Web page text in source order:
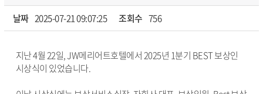
날짜 2025-07-21 09:07:25 조회수 756
지난 4월 22일, JW메리어트호텔에서 2025년 1분기 BEST 보상인
시상식이 있었습니다.